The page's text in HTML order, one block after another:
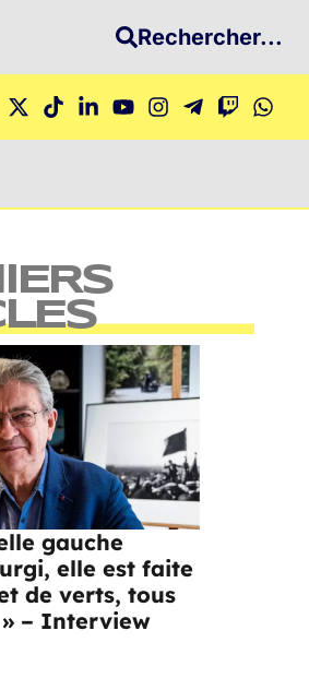
Rechercher...
gauche
elle est faite
de verts, tous
– Interview